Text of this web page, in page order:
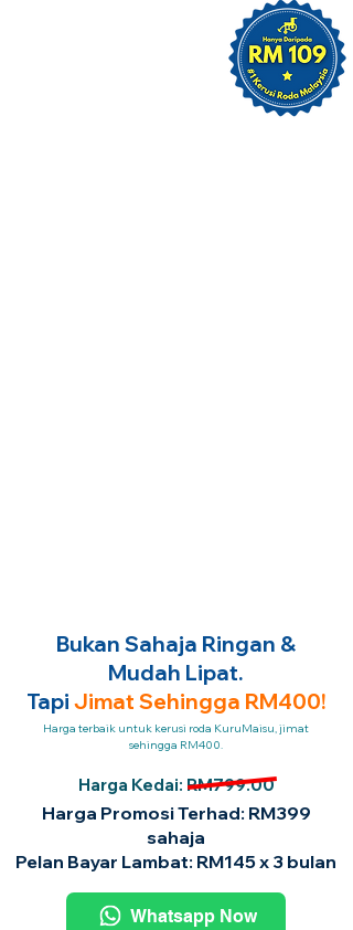
Bukan Sahaja Ringan &
Mudah Lipat.
Tapi Jimat Sehingga RM400!
Harga terbaik untuk kerusi roda KuruMaisu, jimat
sehingga RM400.
Harga Kedai: RM799.00
Harga Promosi Terhad: RM399
sahaja
Pelan Bayar Lambat: RM145 x 3 bulan
Whatsapp Now